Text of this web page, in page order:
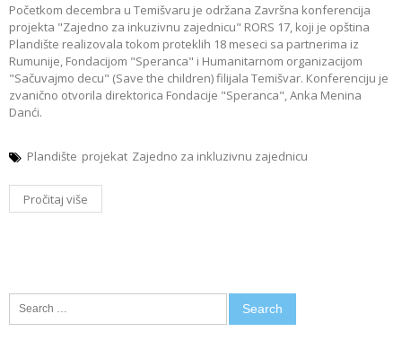
Početkom decembra u Temišvaru je održana Završna konferencija
projekta "Zajedno za inkuzivnu zajednicu" RORS 17, koji je opština
Plandište realizovala tokom proteklih 18 meseci sa partnerima iz
Rumunije, Fondacijom "Speranca" i Humanitarnom organizacijom
"Sačuvajmo decu" (Save the children) filijala Temišvar. Кonferenciju je
zvanično otvorila direktorica Fondacije "Speranca", Anka Menina
Danći.
Plandište projekat Zajedno za inkluzivnu zajednicu
Pročitaj više
for: